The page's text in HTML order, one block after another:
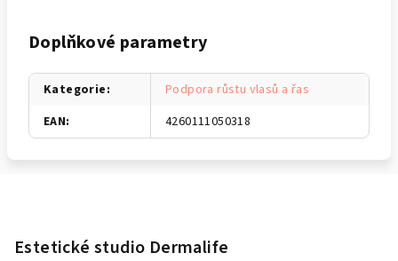
Doplňkové parametry
Kategorie:
Podpora růstu vlasů a řas
EAN: 4260111050318
Estetické studio Dermalife